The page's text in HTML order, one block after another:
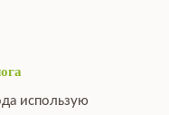
использую